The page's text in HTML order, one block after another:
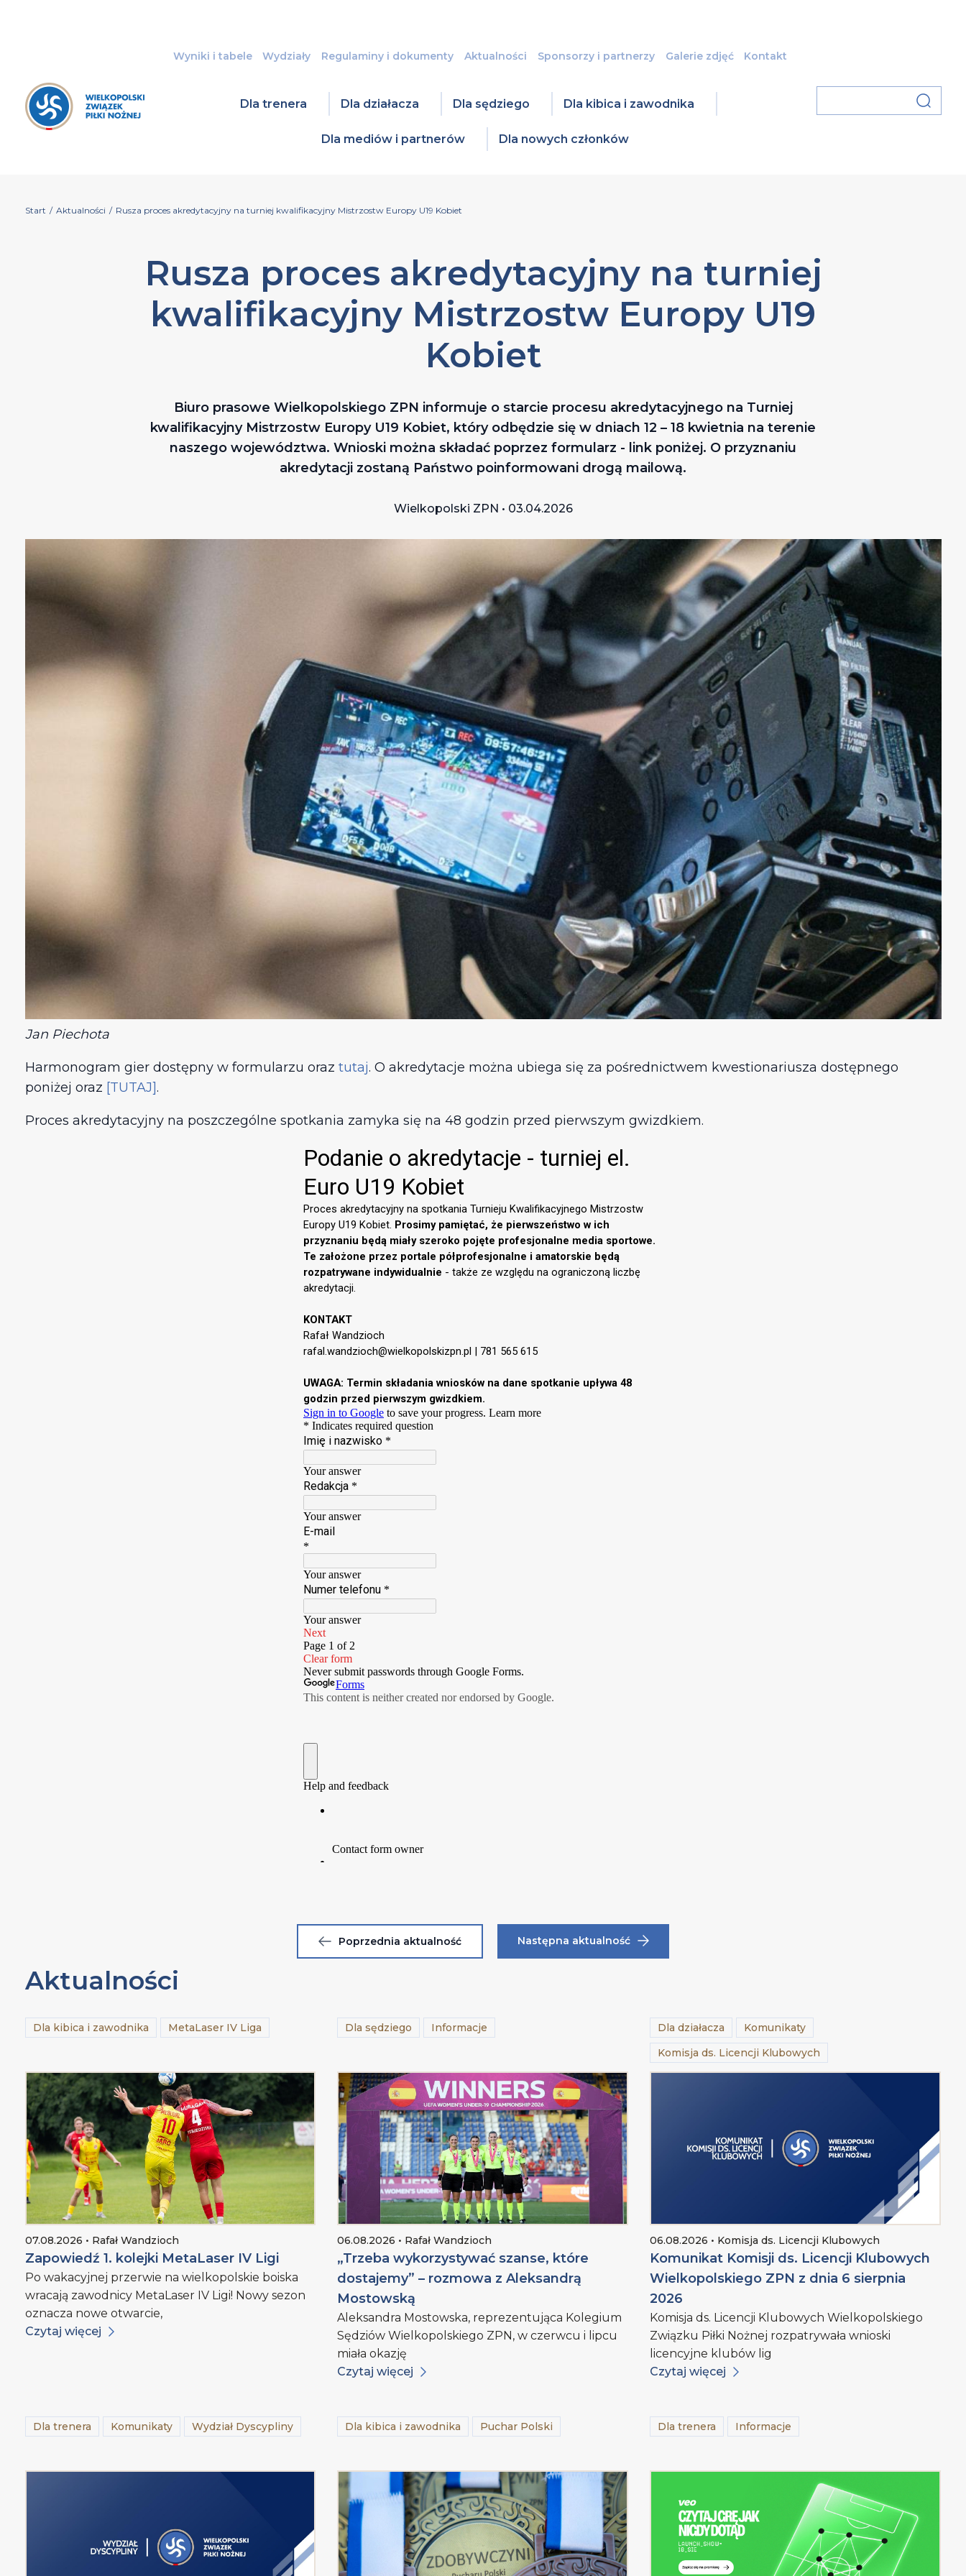
Wyniki i tabele Wydziały Regulaminy i dokumenty Aktualności Sponsorzy i partnerzy Galerie zdjęć Kontakt
Dla trenera Dla działacza Dla sędziego Dla kibica i zawodnika
Dla mediów i partnerów Dla nowych członków
Start / Aktualności / Rusza proces akredytacyjny na turniej kwalifikacyjny Mistrzostw Europy U19 Kobiet
Rusza proces akredytacyjny na turniej
kwalifikacyjny Mistrzostw Europy U19
Kobiet
Biuro prasowe Wielkopolskiego ZPN informuje o starcie procesu akredytacyjnego na Turniej
kwalifikacyjny Mistrzostw Europy U19 Kobiet, który odbędzie się w dniach 12 – 18 kwietnia na terenie
naszego województwa. Wnioski można składać poprzez formularz - link poniżej. O przyznaniu
akredytacji zostaną Państwo poinformowani drogą mailową.
Wielkopolski ZPN • 03.04.2026
Jan Piechota
Harmonogram gier dostępny w formularzu oraz tutaj. O akredytacje można ubiega się za pośrednictwem kwestionariusza dostępnego
poniżej oraz [TUTAJ].
Proces akredytacyjny na poszczególne spotkania zamyka się na 48 godzin przed pierwszym gwizdkiem.
Poprzednia aktualność Następna aktualność
Aktualności
Dla kibica i zawodnika MetaLaser IV Liga
07.08.2026 • Rafał Wandzioch
Zapowiedź 1. kolejki MetaLaser IV Ligi
Po wakacyjnej przerwie na wielkopolskie boiska
wracają zawodnicy MetaLaser IV Ligi! Nowy sezon
oznacza nowe otwarcie,
Czytaj więcej
Dla sędziego Informacje
06.08.2026 • Rafał Wandzioch
„Trzeba wykorzystywać szanse, które
dostajemy” – rozmowa z Aleksandrą
Mostowską
Aleksandra Mostowska, reprezentująca Kolegium
Sędziów Wielkopolskiego ZPN, w czerwcu i lipcu
miała okazję
Czytaj więcej
Dla działacza
Komunikaty
Komisja ds. Licencji Klubowych
06.08.2026 • Komisja ds. Licencji Klubowych
Komunikat Komisji ds. Licencji Klubowych
Wielkopolskiego ZPN z dnia 6 sierpnia
2026
Komisja ds. Licencji Klubowych Wielkopolskiego
Związku Piłki Nożnej rozpatrywała wnioski
licencyjne klubów lig
Czytaj więcej
Dla trenera Komunikaty Wydział Dyscypliny Dla kibica i zawodnika Puchar Polski Dla trenera Informacje